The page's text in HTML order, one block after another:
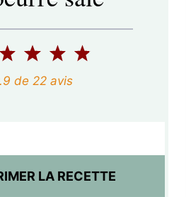
5
i
l
4
é
i
l
3
é
i
l
2
é
i
l
de 22 avis
LA RECETTE